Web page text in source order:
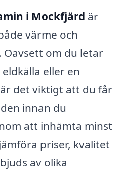
i Mockfjärd är
värme och
om du letar
eller en
det viktigt att du får
innan du
att inhämta minst
priser, kvalitet
av olika